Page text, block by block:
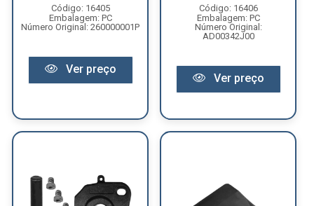
Código: 16405
Embalagem: PC
Número Original: 260000001P
Ver preço
Código: 16406
Embalagem: PC
Número Original:
AD00342J00
Ver preço